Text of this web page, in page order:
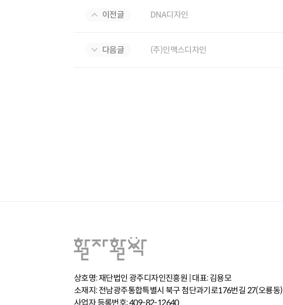
이전글 DNA디자인
다음글 (주)인맥스디자인
상호명: 재단법인 광주디자인진흥원 | 대표: 김용모
소재지: 전남광주통합특별시 북구 첨단과기로176번길 27(오룡동)
사업자 등록번호: 409-82-12640